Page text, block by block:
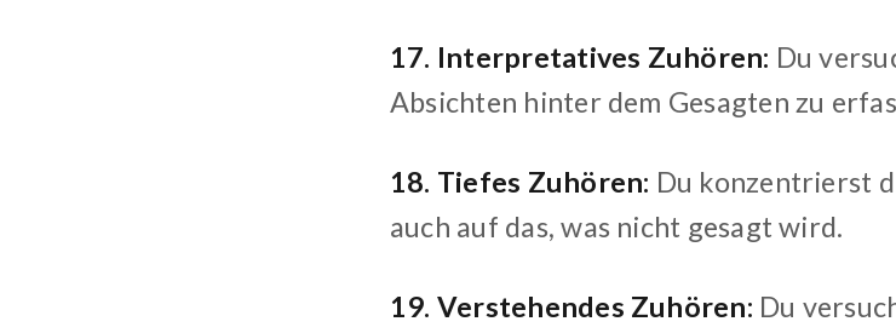
17. Interpretatives Zuhören: Du
Absichten hinter dem Gesagten zu
18. Tiefes Zuhören: Du konzentrierst
auch auf das, was nicht gesagt wird.
19. Verstehendes Zuhören: Du